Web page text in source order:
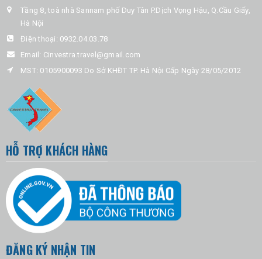
Tầng 8, toà nhà Sannam phố Duy Tân P.Dịch Vọng Hậu, Q.Cầu Giấy,
Hà Nội
Điện thoại: 0932.04.03.78
Email: Cinvestra.travel@gmail.com
MST: 0105900093 Do Sở KHĐT TP. Hà Nội Cấp Ngày 28/05/2012
HỖ TRỢ KHÁCH HÀNG
ĐĂNG KÝ NHẬN TIN